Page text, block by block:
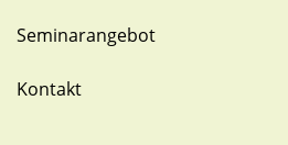
Seminarangebot
Kontakt